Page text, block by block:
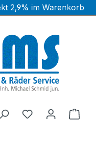
2,9% im Warenkorb